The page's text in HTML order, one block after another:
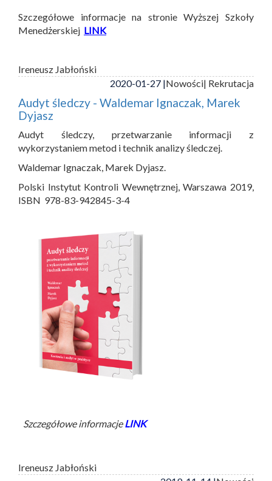
Szczegółowe informacje na stronie Wyższej Szkoły
Menedżerskiej LINK
Ireneusz Jabłoński
2020-01-27 |Nowości| Rekrutacja
Audyt śledczy - Waldemar Ignaczak, Marek
Dyjasz
Audyt śledczy, przetwarzanie informacji z
wykorzystaniem metod i technik analizy śledczej.
Waldemar Ignaczak, Marek Dyjasz.
Polski Instytut Kontroli Wewnętrznej, Warszawa 2019,
ISBN 978-83-942845-3-4
Szczegółowe informacjeLINK
Ireneusz Jabłoński